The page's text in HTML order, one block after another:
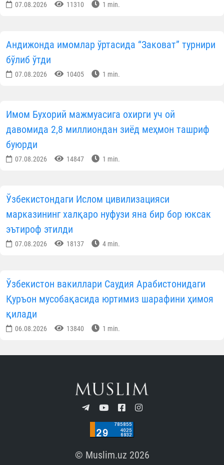
07.08.2026 11310 1 min.
Андижонда имомлар ўртасида “Заковат” турнири
бўлиб ўтди
07.08.2026 10405 1 min.
Имом Бухорий мажмуасига охирги уч ой
давомида 2,8 миллиондан зиёд меҳмон ташриф
буюрди
07.08.2026 14847 1 min.
Ўзбекистондаги Ислом цивилизацияси
марказининг халқаро нуфузи яна бир бор юксак
эътироф этилди
07.08.2026 18137 4 min.
Ўзбекистон вакиллари Саудия Арабистонидаги
Қуръон мусобақасида юртимиз шарафини ҳимоя
қилади
06.08.2026 13840 1 min.
© Muslim.uz 2026